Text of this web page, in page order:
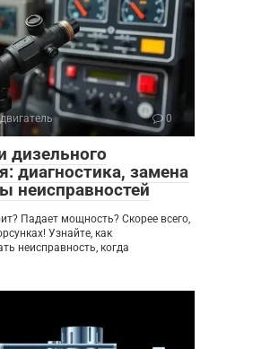
0
дизельного
диагностика, замена
неисправностей
Падает мощность? Скорее всего,
Узнайте, как
неисправность, когда